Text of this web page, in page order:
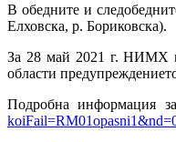
В обедните и
Елховска, р. Бориковска).
За 28 май 2021 г. НИМХ
области
Подробна информация